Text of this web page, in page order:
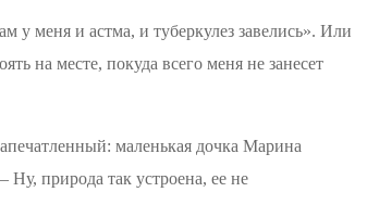
меня и астма, и туберкулез завелись». Или
на месте, покуда всего меня не занесет
маленькая дочка Марина
природа так устроена, ее не